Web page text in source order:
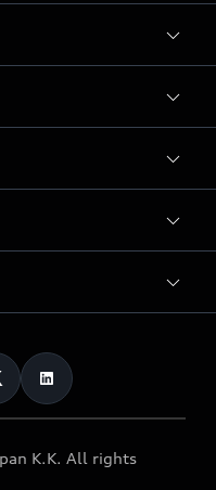
K.K. All rights